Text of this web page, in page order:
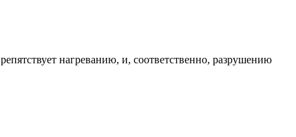
нагреванию, и, соответственно, разрушению